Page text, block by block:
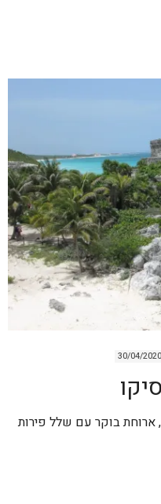
30/04/2020
ארוחת בוקר עם שלל פירות